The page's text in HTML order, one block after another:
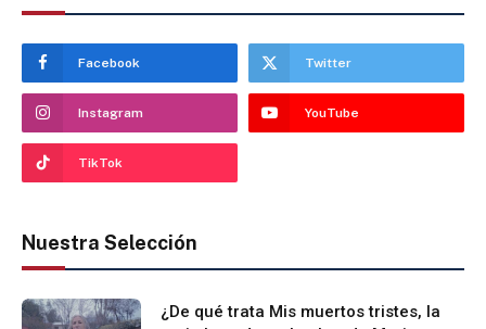
Facebook Twitter
Instagram YouTube
TikTok
Nuestra Selección
¿De qué trata Mis muertos tristes, la